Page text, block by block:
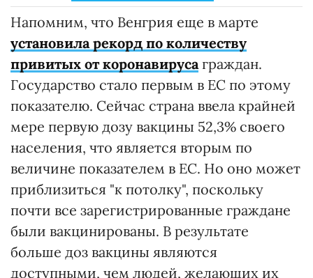
Напомним, что Венгрия еще в марте
установила рекорд по количеству
привитых от коронавирусаграждан.
Государство стало первым в ЕС по этому
показателю. Сейчас страна ввела крайней
мере первую дозу вакцины 52,3% своего
населения, что является вторым по
величине показателем в ЕС. Но оно может
приблизиться "к потолку", поскольку
почти все зарегистрированные граждане
были вакцинированы. В результате
больше доз вакцины являются
доступными, чем людей, желающих их